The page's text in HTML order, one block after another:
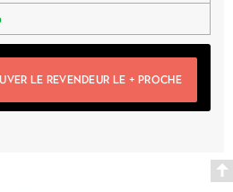
LE REVENDEUR LE + PROCHE